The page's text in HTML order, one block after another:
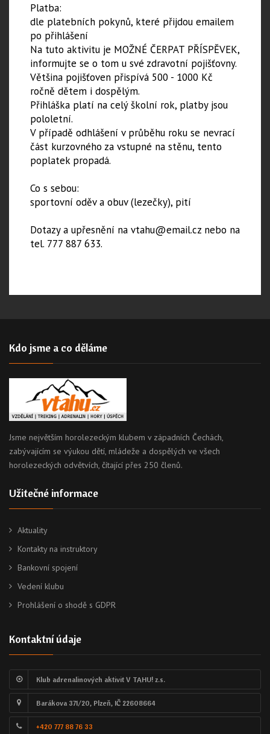
Platba:
dle platebních pokynů, které přijdou emailem
po přihlášení
Na tuto aktivitu je MOŽNÉ ČERPAT PŘÍSPĚVEK,
informujte se o tom u své zdravotní pojišťovny.
Většina pojišťoven přispívá 500 - 1000 Kč
ročně dětem i dospělým.
​Přihláška platí na celý školní rok, platby jsou
pololetní.
V případě odhlášení v průběhu roku se nevrací
část kurzovného za vstupné na stěnu, tento
poplatek propadá.
Co s sebou:
sportovní oděv a obuv (lezečky), pití
Dotazy a upřesnění na vtahu@email.cz nebo na
tel. 777 887 633.
Kdo jsme a co děláme
Jsme největším horolezeckým klubem v západních Čechách,
zabývajícím se výukou dětí, mládeže a dospělých ve všech
horolezeckých odvětvích, čítající přes 250 členů.
Užitečné informace
Aktuality
Kontakty na instruktory
Bankovní spojení
Vedení klubu
Prohlášení o shodě s GDPR
Kontaktní údaje
Klub adrenalinových aktivit V TAHU! z.s.
Barákova 371/20, Plzeň, IČ 22608664
+420 777 88 76 33